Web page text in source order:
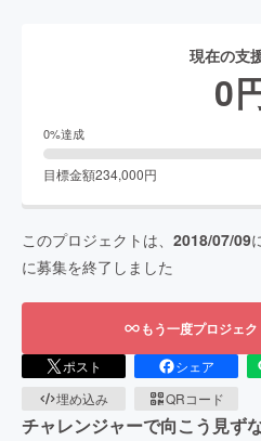
現在の支
0
0%達成
目標金額234,000円
このプロジェクトは、 2018/07/09
に募集を終了しました
もう一度プロジェ
ポスト シェア
埋め込み
QRコード
チャレンジャーで向こう見ず